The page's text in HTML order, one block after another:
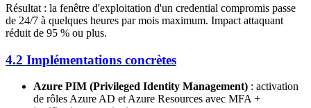
Résultat : la fenêtre d'exploitation d'un credential compromis passe
de 24/7 à quelques heures par mois maximum. Impact attaquant
réduit de 95 % ou plus.
4.2 Implémentations concrètes
Azure PIM (Privileged Identity Management) : activation
de rôles Azure AD et Azure Resources avec MFA +